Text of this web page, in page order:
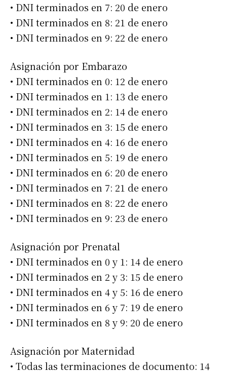
• DNI terminados en 7: 20 de enero
• DNI terminados en 8: 21 de enero
• DNI terminados en 9: 22 de enero
Asignación por Embarazo
• DNI terminados en 0: 12 de enero
• DNI terminados en 1: 13 de enero
• DNI terminados en 2: 14 de enero
• DNI terminados en 3: 15 de enero
• DNI terminados en 4: 16 de enero
• DNI terminados en 5: 19 de enero
• DNI terminados en 6: 20 de enero
• DNI terminados en 7: 21 de enero
• DNI terminados en 8: 22 de enero
• DNI terminados en 9: 23 de enero
Asignación por Prenatal
• DNI terminados en 0 y 1: 14 de enero
• DNI terminados en 2 y 3: 15 de enero
• DNI terminados en 4 y 5: 16 de enero
• DNI terminados en 6 y 7: 19 de enero
• DNI terminados en 8 y 9: 20 de enero
Asignación por Maternidad
• Todas las terminaciones de documento: 14